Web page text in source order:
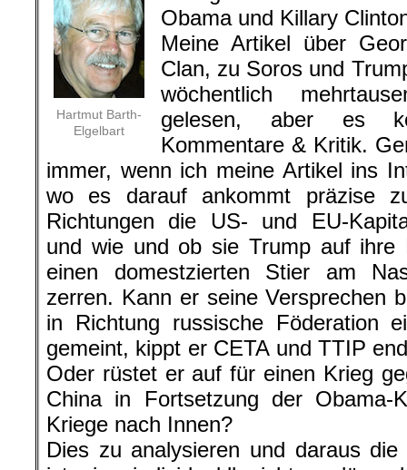
Hartmut Barth-
Elgelbart
Obama und Killary
Meine Artikel über
Clan, zu Soros und
wöchentlich
gelesen, aber es
Kommentare & Kritik.
immer, wenn ich meine Artikel ins
wo es darauf ankommt präzise
Richtungen die US- und EU-
und wie und ob sie Trump auf ihre
einen domestzierten Stier am
zerren. Kann er seine Versprechen
in Richtung russische Föderation
gemeint, kippt er CETA und TTIP
Oder rüstet er auf für einen Krieg
China in Fortsetzung der Obama-
Kriege nach Innen?
Dies zu analysieren und daraus